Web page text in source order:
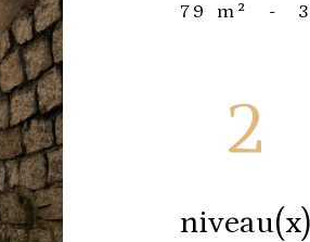
79 m² -
2
niveau(x)